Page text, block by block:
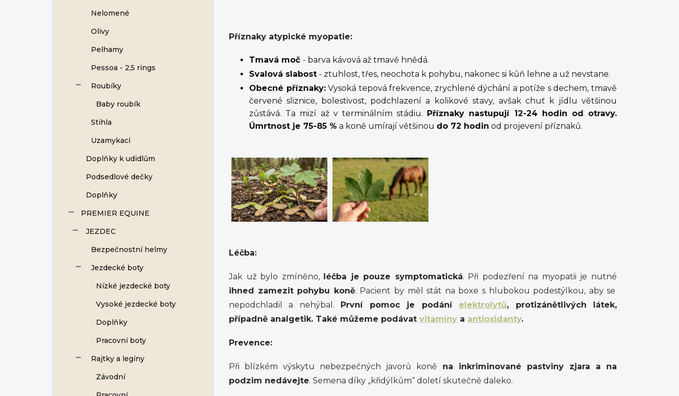
Nelomené
Olivy
Pelhamy
Pessoa - 2,5 rings
Roubíky
Baby roubík
Stihla
Uzamykací
Doplňky k udidlům
Podsedlové dečky
Doplňky
PREMIER EQUINE
JEZDEC
Bezpečnostní helmy
Jezdecké boty
Nízké jezdecké boty
Vysoké jezdecké boty
Doplňky
Pracovní boty
Rajtky a legíny
Závodní
Příznaky atypické myopatie:
Tmavá moč - barva kávová až tmavě hnědá.
Svalová slabost - ztuhlost, třes, neochota k pohybu, nakonec si kůň lehne a už nevstane.
Obecné příznaky:Vysoká tepová frekvence, zrychlené dýchání a potíže s dechem, tmavě
červené sliznice, bolestivost, podchlazení a kolikové stavy, avšak chuť k jídlu většinou
zůstává. Ta mizí až v terminálním stádiu.
Příznaky nastupují 12-24 hodin od otravy.
Úmrtnost je 75-85 % a koně umírají většinou do 72 hodin od projevení příznaků.
Léčba:
Jak už bylo zmíněno, léčba je pouze symptomatická. Při podezření na myopatii je nutné
ihned zamezit pohybu koně. Pacient by měl stát na boxe s hlubokou podestýlkou, aby se
nepodchladil a nehýbal.
První pomoc je podání elektrolytů, protizánětlivých látek,
případně analgetik. Také můžeme podávat vitamíny a antioxidanty.
Prevence:
Při blízkém výskytu nebezpečných javorů koně na inkriminované pastviny zjara a na
podzim nedávejte. Semena díky „křidýlkům“ doletí skutečně daleko.